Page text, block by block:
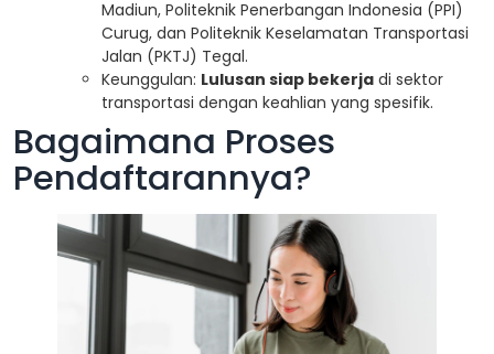
Madiun, Politeknik Penerbangan Indonesia (PPI)
Curug, dan Politeknik Keselamatan Transportasi
Jalan (PKTJ) Tegal.
Keunggulan: Lulusan siap bekerja di sektor
transportasi dengan keahlian yang spesifik.
Bagaimana Proses
Pendaftarannya?